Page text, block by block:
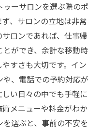
ーサロンを選ぶ際のポ
、サロンの立地は非常
ロンであれば、仕事帰
ができ、余計な移動時
すさも大切です。イン
、電話での予約対応が
い日々の中でも手軽に
メニューや料金がわか
選ぶと、事前の不安を